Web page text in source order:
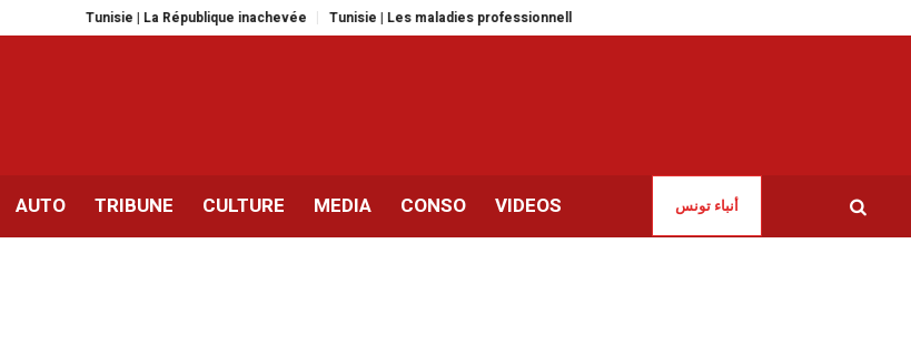
Tunisie | La République inachevée Tunisie | Les maladies professionnelles en hausse de 25 %
AUTO TRIBUNE CULTURE MEDIA CONSO VIDEOS أنباء تونس